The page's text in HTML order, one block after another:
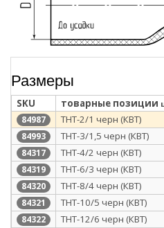
Размеры
SKU товарные позиции
84987 ТНТ-2/1 черн (КВТ)
84993 ТНТ-3/1,5 черн (КВТ)
84317 ТНТ-4/2 черн (КВТ)
84319 ТНТ-6/3 черн (КВТ)
84320 ТНТ-8/4 черн (КВТ)
84321 ТНТ-10/5 черн (КВТ)
84322 ТНТ-12/6 черн (КВТ)